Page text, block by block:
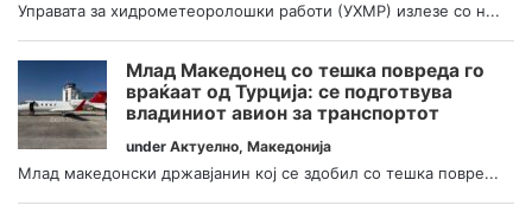
Управата за хидрометеоролошки работи (УХМР) излезе со н...
Млад Македонец со тешка повреда го
враќаат од Турција: се подготвува
владиниот авион за транспортот
under Актуелно, Македонија
Млад македонски државјанин кој се здобил со тешка повре...